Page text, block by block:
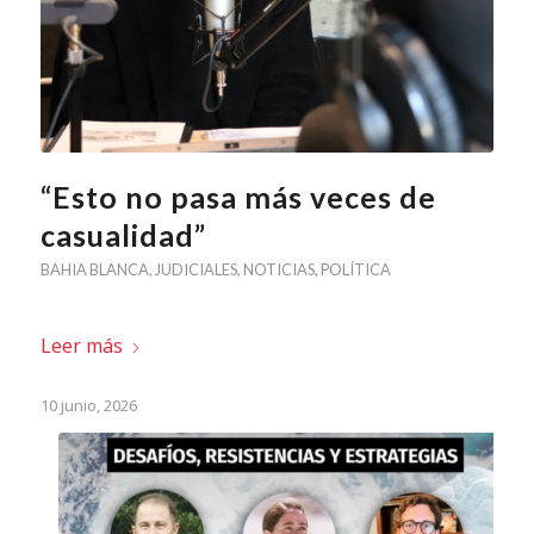
“Esto no pasa más veces de
casualidad”
BAHIA BLANCA, JUDICIALES, NOTICIAS, POLÍTICA
Leer más
10 junio, 2026